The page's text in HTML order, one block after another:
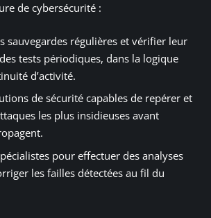
de cybersécurité :
sauvegardes régulières et vérifier leur
tests périodiques, dans la logique
d’activité.
de sécurité capables de repérer et
les plus insidieuses avant
pour effectuer des analyses
les failles détectées au fil du